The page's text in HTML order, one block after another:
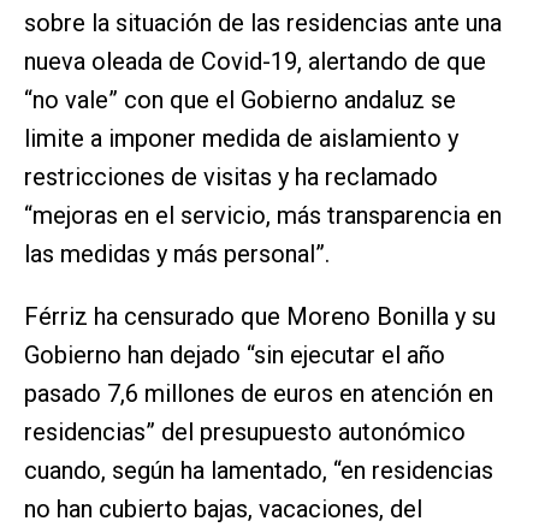
sobre la situación de las residencias ante una
nueva oleada de Covid-19, alertando de que
“no vale” con que el Gobierno andaluz se
limite a imponer medida de aislamiento y
restricciones de visitas y ha reclamado
“mejoras en el servicio, más transparencia en
las medidas y más personal”.
Férriz ha censurado que Moreno Bonilla y su
Gobierno han dejado “sin ejecutar el año
pasado 7,6 millones de euros en atención en
residencias” del presupuesto autonómico
cuando, según ha lamentado, “en residencias
no han cubierto bajas, vacaciones, del